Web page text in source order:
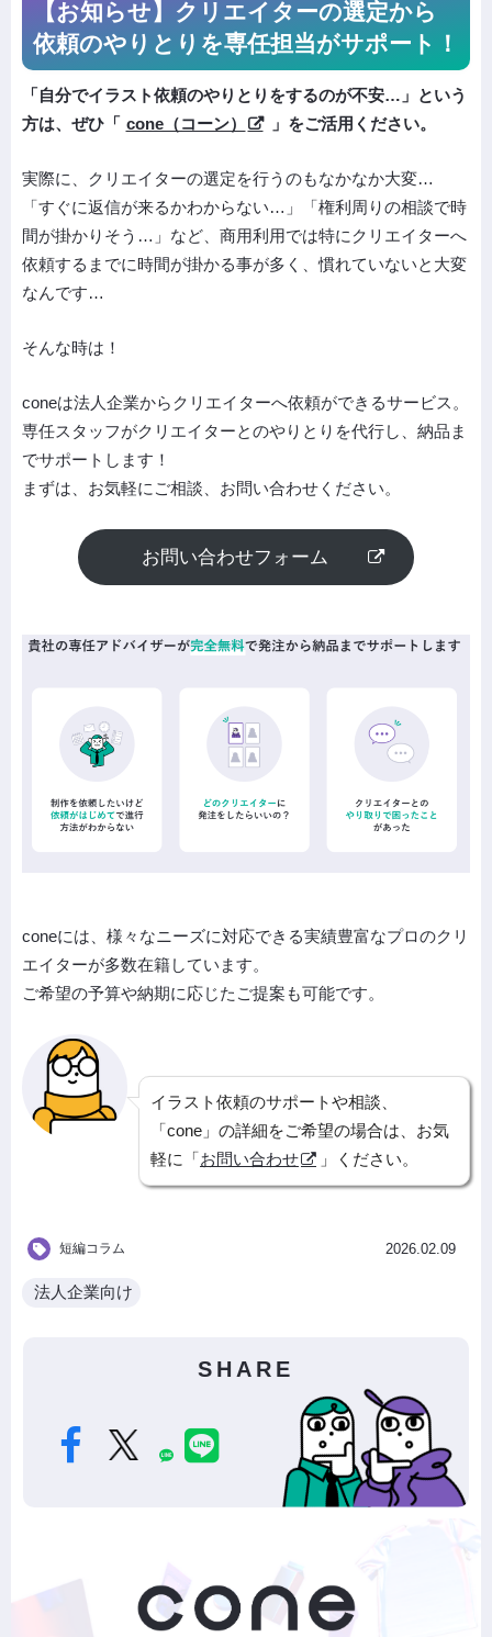
【お知らせ】クリエイターの選定から
依頼のやりとりを専任担当がサポート！
「自分でイラスト依頼のやりとりをするのが不安…」という
方は、ぜひ「 cone（コーン） 」をご活用ください。
実際に、クリエイターの選定を行うのもなかなか大変…
「すぐに返信が来るかわからない…」「権利周りの相談で時
間が掛かりそう…」など、商用利用では特にクリエイターへ
依頼するまでに時間が掛かる事が多く、慣れていないと大変
なんです…
そんな時は！
coneは法人企業からクリエイターへ依頼ができるサービス。
専任スタッフがクリエイターとのやりとりを代行し、納品ま
でサポートします！
まずは、お気軽にご相談、お問い合わせください。
お問い合わせフォーム
coneには、様々なニーズに対応できる実績豊富なプロのクリ
エイターが多数在籍しています。
ご希望の予算や納期に応じたご提案も可能です。
イラスト依頼のサポートや相談、
「cone」の詳細をご希望の場合は、お気
軽に「お問い合わせ 」ください。
短編コラム 2026.02.09
法人企業向け
SHARE